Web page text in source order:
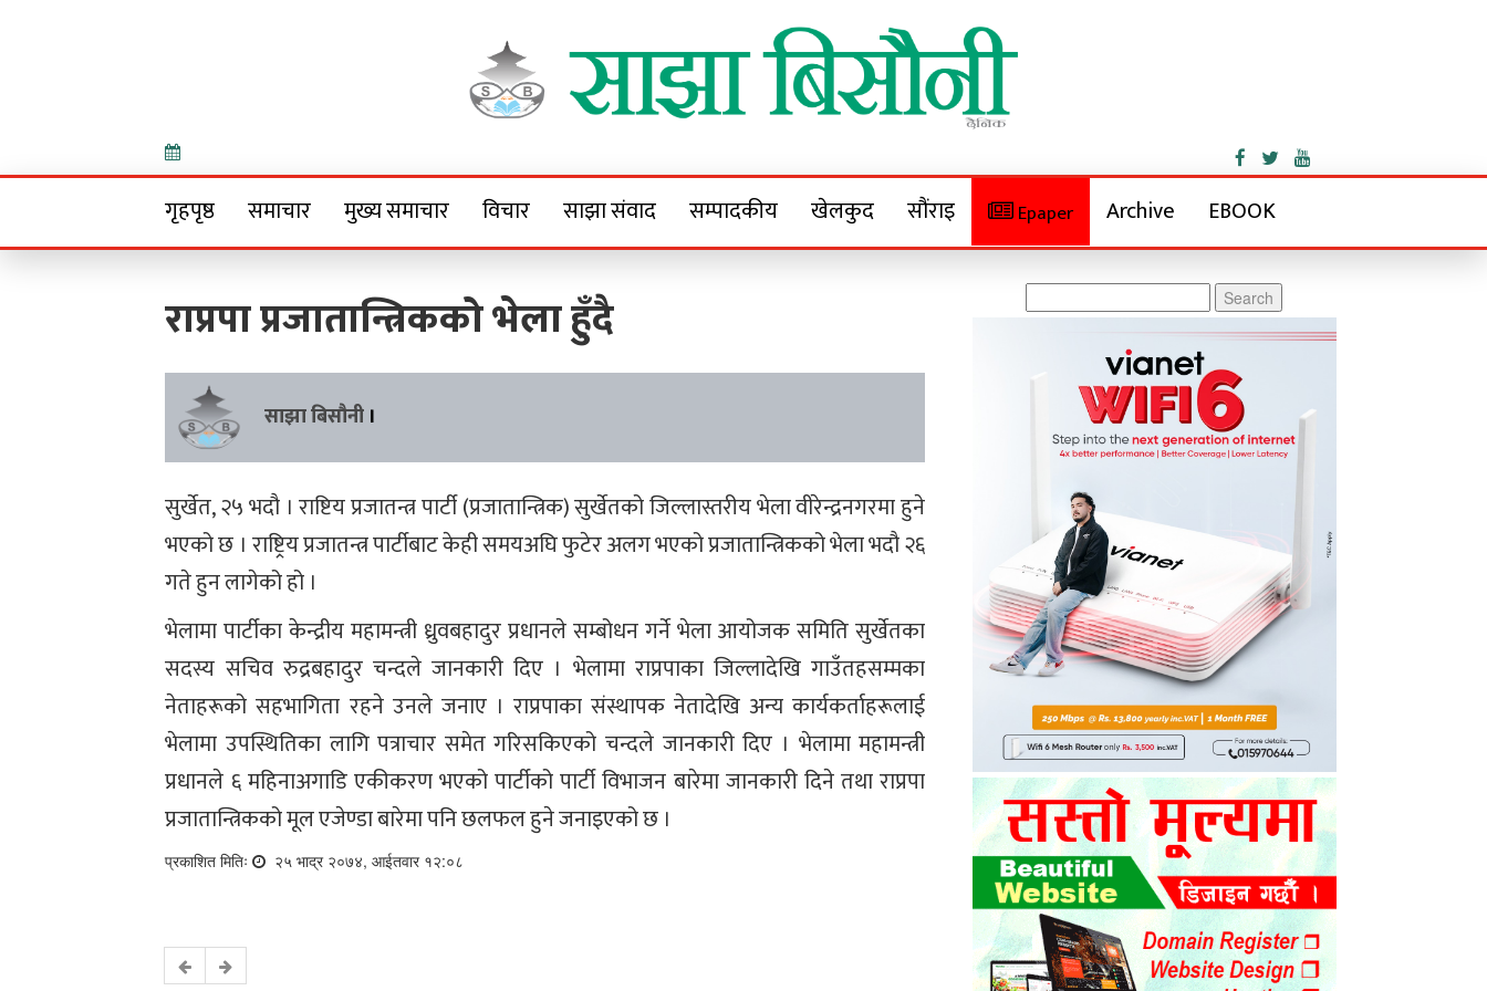
Sajha Bisaunee
गृहपृष्ठ समाचार मुख्य समाचार विचार साझा संवाद सम्पादकीय खेलकुद सौंराइ Epaper Archive EBOOK
राप्रपा प्रजातान्त्रिकको भेला हुँदै
साझा बिसौनी ।
सुर्खेत, २५ भदौ । राष्टिय प्रजातन्त्र पार्टी (प्रजातान्त्रिक) सुर्खेतको जिल्लास्तरीय भेला वीरेन्द्रनगरमा हुने
भएको छ । राष्ट्रिय प्रजातन्त्र पार्टीबाट केही समयअघि फुटेर अलग भएको प्रजातान्त्रिकको भेला भदौ २६
गते हुन लागेको हो ।
भेलामा पार्टीका केन्द्रीय महामन्त्री ध्रुवबहादुर प्रधानले सम्बोधन गर्ने भेला आयोजक समिति सुर्खेतका
सदस्य सचिव रुद्रबहादुर चन्दले जानकारी दिए । भेलामा राप्रपाका जिल्लादेखि गाउँतहसम्मका
नेताहरूको सहभागिता रहने उनले जनाए । राप्रपाका संस्थापक नेतादेखि अन्य कार्यकर्ताहरूलाई
भेलामा उपस्थितिका लागि पत्राचार समेत गरिसकिएको चन्दले जानकारी दिए । भेलामा महामन्त्री
प्रधानले ६ महिनाअगाडि एकीकरण भएको पार्टीको पार्टी विभाजन बारेमा जानकारी दिने तथा राप्रपा
प्रजातान्त्रिकको मूल एजेण्डा बारेमा पनि छलफल हुने जनाइएको छ ।
प्रकाशित मितिः २५ भाद्र २०७४, आईतवार १२:०८
for: